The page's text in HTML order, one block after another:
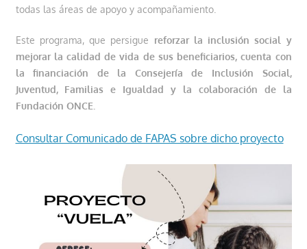
todas las áreas de apoyo y acompañamiento.
Este programa, que persigue reforzar la inclusión social y
mejorar la calidad de vida de sus beneficiarios, cuenta con
la financiación de la Consejería de Inclusión Social,
Juventud, Familias e Igualdad y la colaboración de la
Fundación ONCE.
Consultar Comunicado de FAPAS sobre dicho proyecto